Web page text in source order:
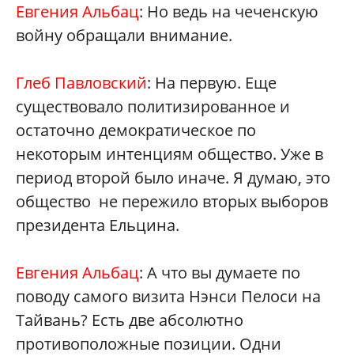
Евгения Альбац: Но ведь на чеченскую
войну обращали внимание.
Глеб Павловский: На первую. Еще
существовало политизированное и
остаточно демократическое по
некоторым интенциям общество. Уже в
период второй было иначе. Я думаю, это
общество не пережило вторых выборов
президента Ельцина.
Евгения Альбац: А что вы думаете по
поводу самого визита Нэнси Пелоси на
Тайвань? Есть две абсолютно
противоположные позиции. Одни